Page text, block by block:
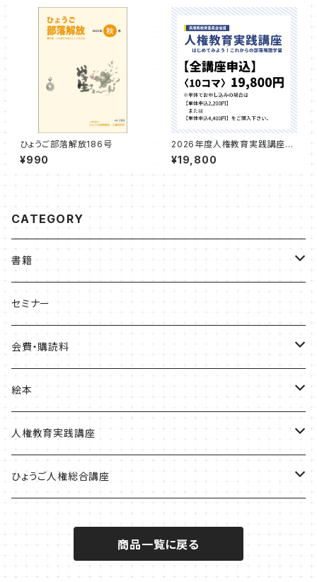
ひょうご部落解放186号
¥990
2026年度人権教育実践講座
講習費【全講座申込】
¥19,800
CATEGORY
書籍
ひょうご部落解放
人権歴史マップ
淡路・神戸増補版
播磨版
はじめてみよう！これからの部落問題学習
人権政策マップ報告書
セミナー
会費・購読料
正会員会費
特別会員会費
賛助会費
絵本
ともだちのにおい
かめたろう
人権教育実践講座
単体申込
ひょうご人権総合講座
商品一覧に戻る